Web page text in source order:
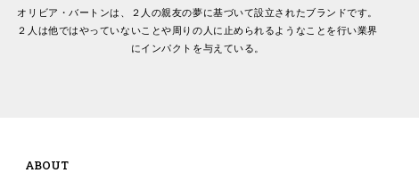
オリビア・バートンは、２人の親友の夢に基づいて設立されたブランドです。
２人は他ではやっていないことや周りの人に止められるようなことを行い業界
にインパクトを与えている。
ABOUT